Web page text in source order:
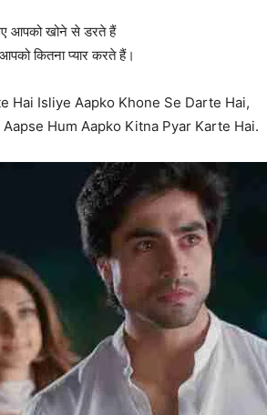
आपको खोने से डरते हैं
कितना प्यार करते हैं।
Hai Isliye Aapko Khone Se Darte Hai,
Hum Aapko Kitna Pyar Karte Hai.